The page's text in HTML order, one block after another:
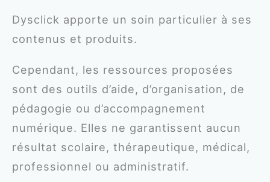
Dysclick apporte un soin particulier à ses
contenus et produits.
Cependant, les ressources proposées
sont des outils d’aide, d’organisation, de
pédagogie ou d’accompagnement
numérique. Elles ne garantissent aucun
résultat scolaire, thérapeutique, médical,
professionnel ou administratif.